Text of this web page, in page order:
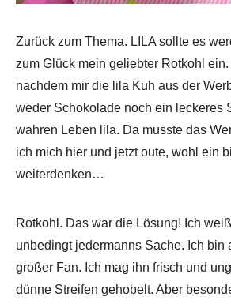
Zurück zum Thema. LILA sollte es
zum Glück mein geliebter Rotkohl
nachdem mir die lila Kuh aus der
weder Schokolade noch ein leckeres
wahren Leben lila. Da musste das
ich mich hier und jetzt oute, wohl ein
weiterdenken…
Rotkohl. Das war die Lösung! Ich
unbedingt jedermanns Sache. Ich bin
großer Fan. Ich mag ihn frisch und
dünne Streifen gehobelt. Aber